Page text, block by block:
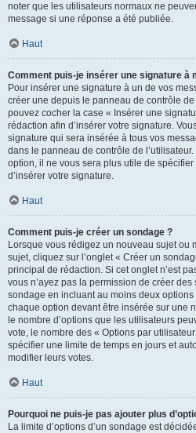
noter que les utilisateurs normaux ne
message si une réponse a été publiée.
Haut
Comment puis-je insérer une signature à
Pour insérer une signature à un de vos
créer une depuis le panneau de contrôle
pouvez cocher la case « Insérer une
rédaction afin d’insérer votre signature.
signature qui sera insérée à tous vos
dans le panneau de contrôle de
option, il ne vous sera plus utile de
d’insérer votre signature.
Haut
Comment puis-je créer un sondage ?
Lorsque vous rédigez un nouveau sujet ou
sujet, cliquez sur l’onglet « Créer un
principal de rédaction. Si cet onglet n’est
vous n’ayez pas la permission de créer
sondage en incluant au moins deux
chaque option devant être insérée sur une
le nombre d’options que les utilisateurs
vote, le nombre des « Options par
spécifier une limite de temps en jours et
modifier leurs votes.
Haut
Pourquoi ne puis-je pas ajouter plus
La limite d’options d’un sondage est